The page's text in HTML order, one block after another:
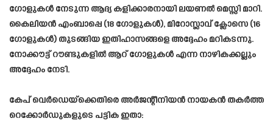
ഗോളുകൾ നേടുന്ന ആദ്യ കളിക്കാരനായി ലയണൽ മെസ്സി മാറി.
കൈലിയൻ എംബാപ്പെ (18 ഗോളുകൾ), മിറോസ്ലാവ് ക്ലോസെ (16
ഗോളുകൾ) തുടങ്ങിയ ഇതിഹാസങ്ങളെ അദ്ദേഹം മറികടന്നു.
നോക്കൗട്ട് റൗണ്ടുകളിൽ ആറ് ഗോളുകൾ എന്ന നാഴികക്കല്ലും
അദ്ദേഹം നേടി.
കേപ് വെർഡെയ്‌ക്കെതിരെ അർജന്റീനിയൻ നായകൻ തകർത്ത
റെക്കോർഡുകളുടെ പട്ടിക ഇതാ: